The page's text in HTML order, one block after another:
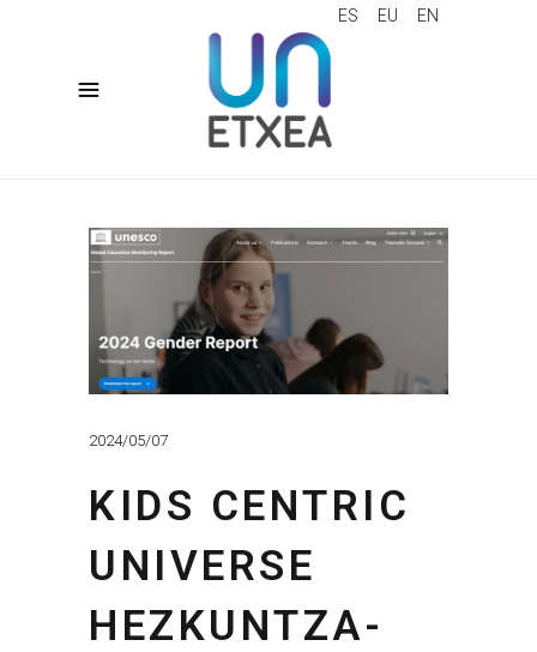
ES EU EN
2024/05/07
KIDS CENTRIC
UNIVERSE
HEZKUNTZA-